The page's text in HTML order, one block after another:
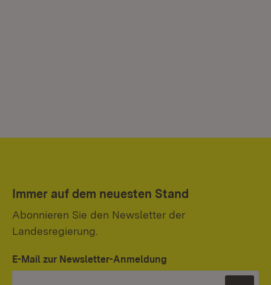
Immer auf dem neuesten Stand
Abonnieren Sie den Newsletter der
Landesregierung.
E-Mail zur Newsletter-Anmeldung